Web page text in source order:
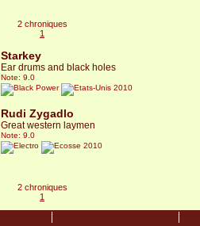
2 chroniques
1
Starkey
Ear drums and black holes
Note: 9.0
2010
Rudi Zygadlo
Great western laymen
Note: 9.0
2010
2 chroniques
1